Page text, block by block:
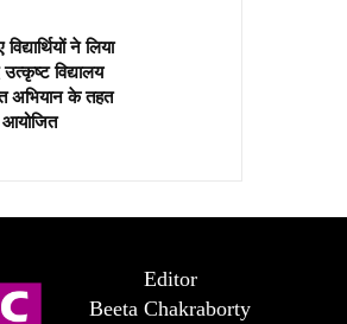
ने लिया
विद्यालय
अभियान के तहत
Editor
Beeta Chakraborty